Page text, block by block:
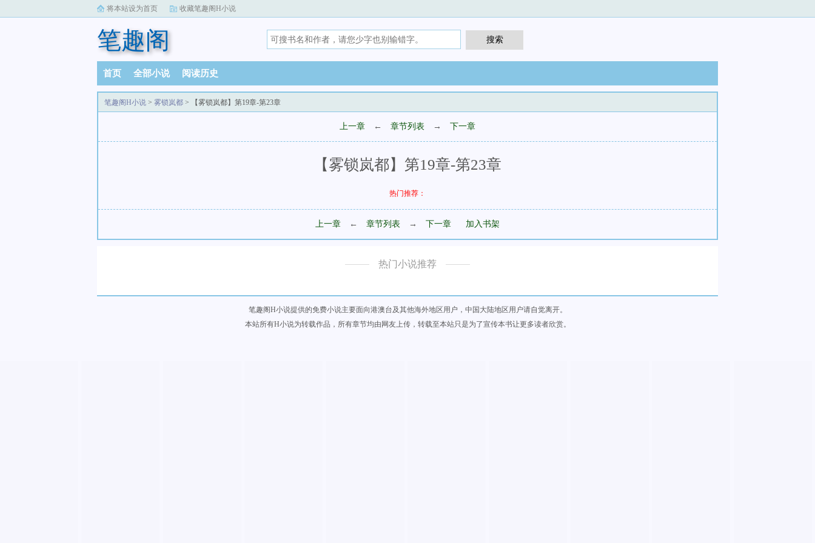
将本站设为首页 收藏笔趣阁H小说
笔趣阁
首页 全部小说 阅读历史
笔趣阁H小说 > 雾锁岚都 > 【雾锁岚都】第19章-第23章
上一章 ← 章节列表 → 下一章
【雾锁岚都】第19章-第23章
热门推荐：
上一章 ← 章节列表 → 下一章 加入书架
热门小说推荐
笔趣阁H小说提供的免费小说主要面向港澳台及其他海外地区用户，中国大陆地区用户请自觉离开。
本站所有H小说为转载作品，所有章节均由网友上传，转载至本站只是为了宣传本书让更多读者欣赏。